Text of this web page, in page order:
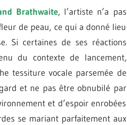
Brathwaite, l’artiste n’a pas
de peau, ce qui a donné lieu
Si certaines de ses réactions
du contexte de lancement,
tessiture vocale parsemée de
et ne pas être obnubilé par
et d’espoir enrobées
se mariant parfaitement aux